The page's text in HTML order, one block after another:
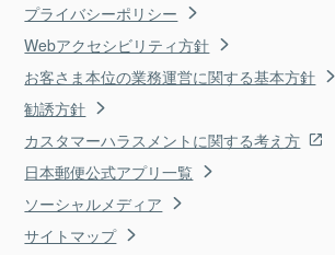
プライバシーポリシー
Webアクセシビリティ方針
お客さま本位の業務運営に関する基本方針
勧誘方針
カスタマーハラスメントに関する考え方
日本郵便公式アプリ一覧
ソーシャルメディア
サイトマップ